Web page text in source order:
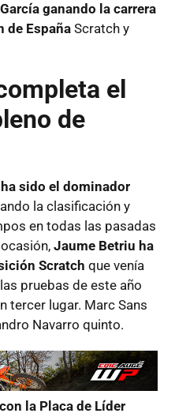
ganando la carrera
de EspañaScratch y
el
de
sido el dominador
la clasificación y
en todas las pasadas
Jaume Betriu ha
Scratch que venía
pruebas de este año
tercer lugar. Marc Sans
Navarro quinto.
la Placa de Líder